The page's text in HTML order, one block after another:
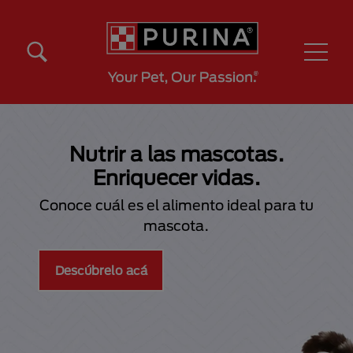
Nutrir a las mascotas.
Enriquecer vidas.
Conoce cuál es el alimento ideal para tu
mascota.
Descúbrelo acá